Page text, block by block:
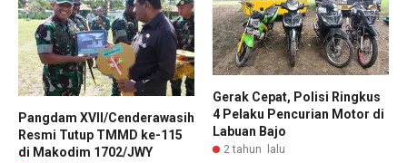
Pangdam XVII/Cenderawasih
Resmi Tutup TMMD ke-115
di Makodim 1702/JWY
Gerak Cepat, Polisi Ringkus
4 Pelaku Pencurian Motor di
Labuan Bajo
2 tahun lalu